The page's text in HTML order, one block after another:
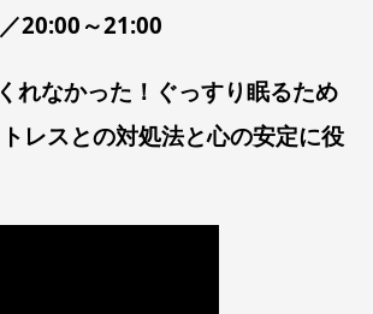
20:00～21:00
れなかった！ぐっすり眠るため
レスとの対処法と心の安定に役